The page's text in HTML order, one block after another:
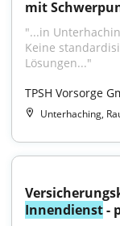
mit
"...in
Keine
Lösungen..."
TPSH Vorsorge
Unterhaching,
Innendienst -